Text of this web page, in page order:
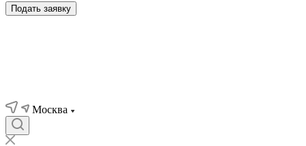
Подать заявку
Москва